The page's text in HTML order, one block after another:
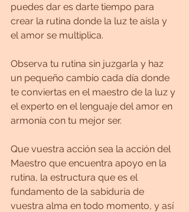
puedes dar es darte tiempo para
crear la rutina donde la luz te aísla y
el amor se multiplica.
Observa tu rutina sin juzgarla y haz
un pequeño cambio cada día donde
te conviertas en el maestro de la luz y
el experto en el lenguaje del amor en
armonía con tu mejor ser.
Que vuestra acción sea la acción del
Maestro que encuentra apoyo en la
rutina, la estructura que es el
fundamento de la sabiduría de
vuestra alma en todo momento, y así